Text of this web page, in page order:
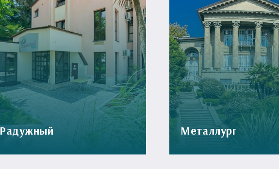
Радужный Металлург